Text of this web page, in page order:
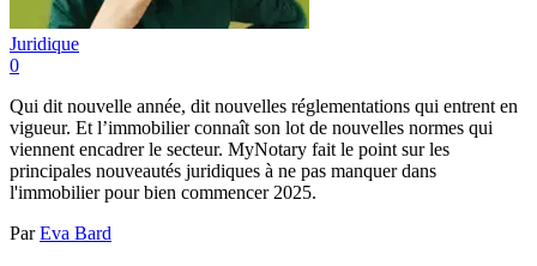
Juridique
0
Qui dit nouvelle année, dit nouvelles réglementations qui entrent en
vigueur. Et l’immobilier connaît son lot de nouvelles normes qui
viennent encadrer le secteur. MyNotary fait le point sur les
principales nouveautés juridiques à ne pas manquer dans
l'immobilier pour bien commencer 2025.
ParEva Bard